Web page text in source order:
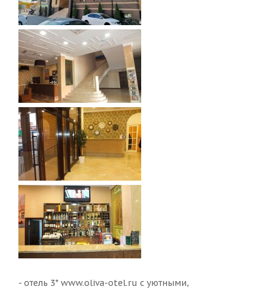
- отель 3* www.oliva-otel.ru с уютными,